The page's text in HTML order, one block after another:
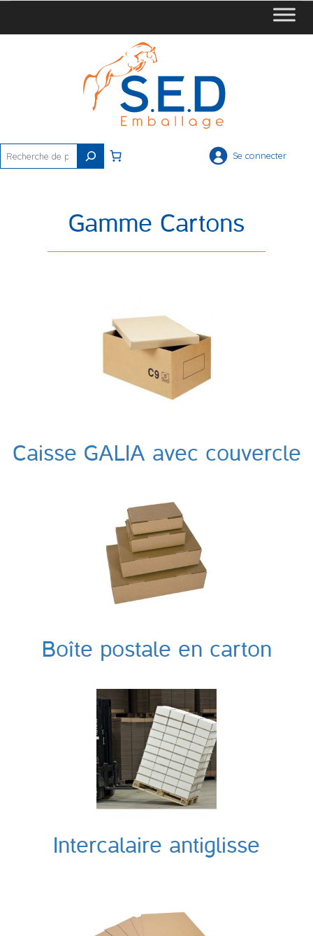
Rechercher
Se connecter
Gamme Cartons
Caisse GALIA avec couvercle
Boîte postale en carton
Intercalaire antiglisse